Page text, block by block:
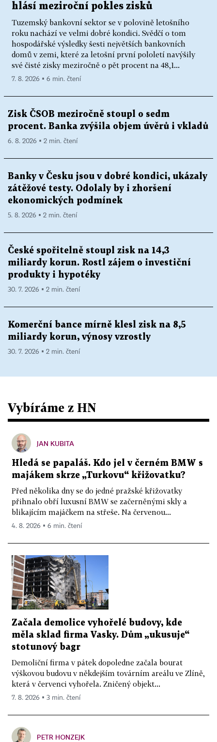
hlásí meziroční pokles zisků
Tuzemský bankovní sektor se v polovině letošního
roku nachází ve velmi dobré kondici. Svědčí o tom
hospodářské výsledky šesti největších bankovních
domů v zemi, které za letošní první pololetí navýšily
své čisté zisky meziročně o pět procent na 48,1...
7. 8. 2026 ▪ 6 min. čtení
Zisk ČSOB meziročně stoupl o sedm
procent. Banka zvýšila objem úvěrů i vkladů
6. 8. 2026 ▪ 2 min. čtení
Banky v Česku jsou v dobré kondici, ukázaly
zátěžové testy. Odolaly by i zhoršení
ekonomických podmínek
5. 8. 2026 ▪ 2 min. čtení
České spořitelně stoupl zisk na 14,3
miliardy korun. Rostl zájem o investiční
produkty i hypotéky
30. 7. 2026 ▪ 2 min. čtení
Komerční bance mírně klesl zisk na 8,5
miliardy korun, výnosy vzrostly
30. 7. 2026 ▪ 2 min. čtení
Vybíráme z HN
JAN KUBITA
Hledá se papaláš. Kdo jel v černém BMW s
majákem skrze „Turkovu“ křižovatku?
Před několika dny se do jedné pražské křižovatky
přihnalo obří luxusní BMW se začerněnými skly a
blikajícím majáčkem na střeše. Na červenou...
4. 8. 2026 ▪ 6 min. čtení
Začala demolice vyhořelé budovy, kde
měla sklad firma Vasky. Dům „ukusuje“
stotunový bagr
Demoliční firma v pátek dopoledne začala bourat
výškovou budovu v někdejším továrním areálu ve Zlíně,
která v červenci vyhořela. Zničený objekt...
7. 8. 2026 ▪ 3 min. čtení
PETR HONZEJK